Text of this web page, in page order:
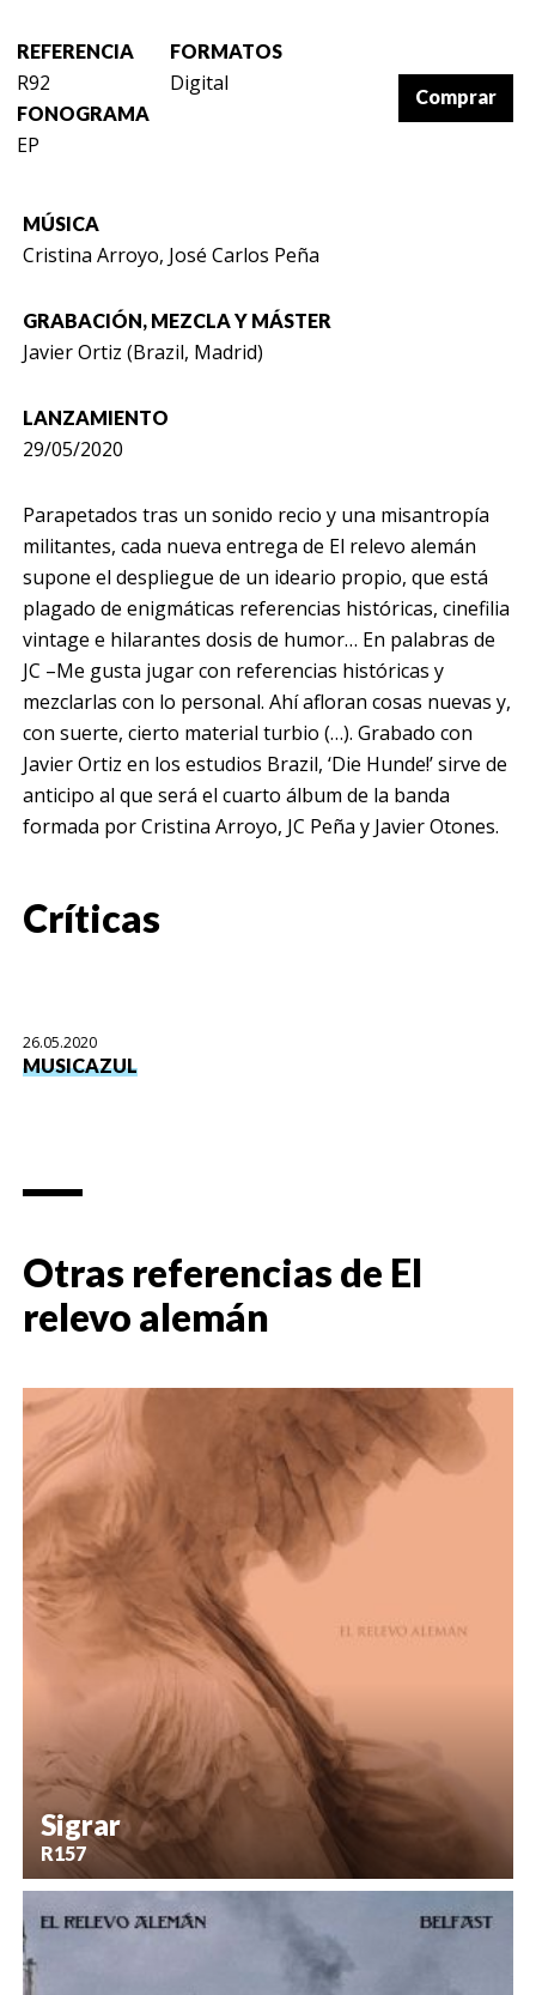
REFERENCIA
R92
FORMATOS
Digital
FONOGRAMA
EP
Comprar
MÚSICA
Cristina Arroyo, José Carlos Peña
GRABACIÓN, MEZCLA Y MÁSTER
Javier Ortiz (Brazil, Madrid)
LANZAMIENTO
29/05/2020
Parapetados tras un sonido recio y una misantropía
militantes, cada nueva entrega de El relevo alemán
supone el despliegue de un ideario propio, que está
plagado de enigmáticas referencias históricas, cinefilia
vintage e hilarantes dosis de humor… En palabras de
JC –Me gusta jugar con referencias históricas y
mezclarlas con lo personal. Ahí afloran cosas nuevas y,
con suerte, cierto material turbio (…). Grabado con
Javier Ortiz en los estudios Brazil, ‘Die Hunde!’ sirve de
anticipo al que será el cuarto álbum de la banda
formada por Cristina Arroyo, JC Peña y Javier Otones.
Críticas
26.05.2020
MUSICAZUL
Otras referencias de El
relevo alemán
Sigrar
R157